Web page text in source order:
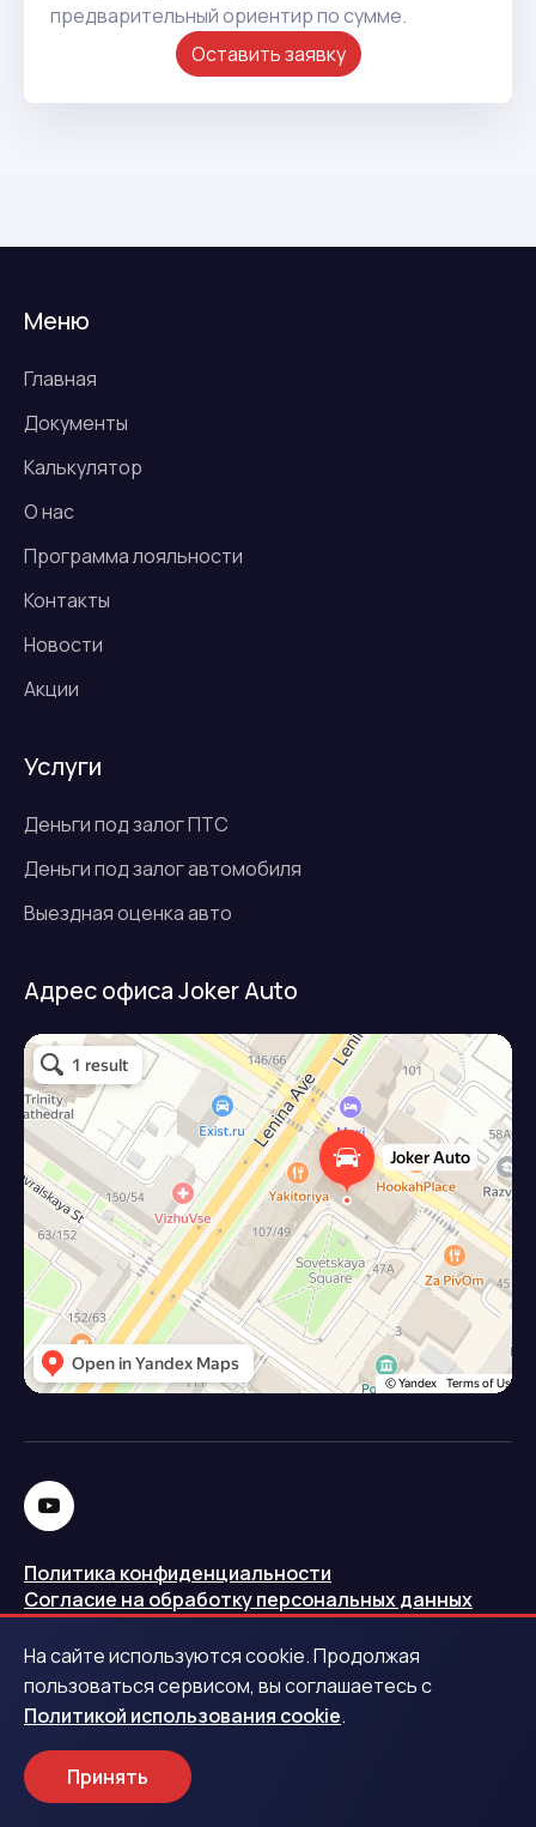
предварительный ориентир по сумме.
Оставить заявку
Меню
Главная
Документы
Калькулятор
О нас
Программа лояльности
Контакты
Новости
Акции
Услуги
Деньги под залог ПТС
Деньги под залог автомобиля
Выездная оценка авто
Адрес офиса Joker Auto
Джокер авто
Займ под залог авто в Подольске
Микрофинансовая организация в Подольске
Политика конфиденциальности
Согласие на обработку персональных данных
Политика использования cookie
Запись в реестре операторов персональных данных
РКН
Центральный банк Российской Федерации
На сайте используются cookie. Продолжая
пользоваться сервисом, вы соглашаетесь с
Политикой использования cookie.
Принять